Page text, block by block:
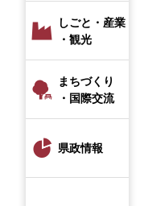
しごと・産業
・観光
まちづくり
・国際交流
県政情報